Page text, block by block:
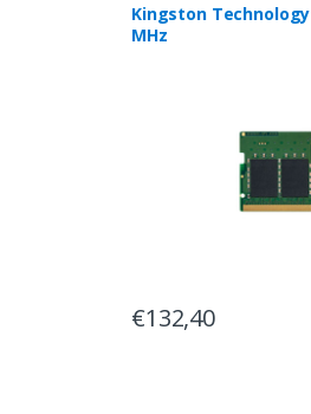
Kingston Technology 8 GB 1 x 8 GB DDR5 5600
MHz
€132,40